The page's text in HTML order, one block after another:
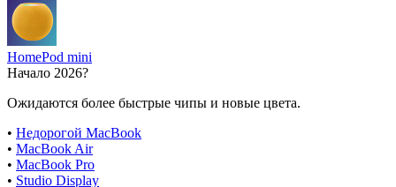
HomePod mini
Начало 2026?
Ожидаются более быстрые чипы и новые цвета.
• Недорогой MacBook
• MacBook Air
• MacBook Pro
• Studio Display